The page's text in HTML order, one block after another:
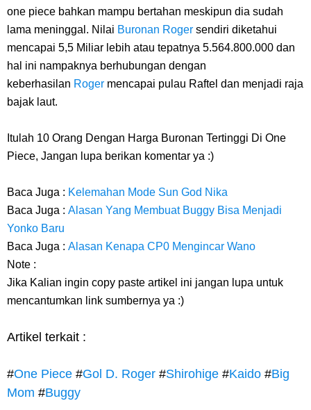
one piece bahkan mampu bertahan meskipun dia sudah
lama meninggal. Nilai Buronan Roger sendiri diketahui
mencapai 5,5 Miliar lebih atau tepatnya 5.564.800.000 dan
hal ini nampaknya berhubungan dengan
keberhasilan Roger mencapai pulau Raftel dan menjadi raja
bajak laut.
Itulah 10 Orang Dengan Harga Buronan Tertinggi Di One
Piece, Jangan lupa berikan komentar ya :)
Baca Juga : Kelemahan Mode Sun God Nika
Baca Juga : Alasan Yang Membuat Buggy Bisa Menjadi
Yonko Baru
Baca Juga : Alasan Kenapa CP0 Mengincar Wano
Note :
Jika Kalian ingin copy paste artikel ini jangan lupa untuk
mencantumkan link sumbernya ya :)
Artikel terkait :
#One Piece #Gol D. Roger #Shirohige #Kaido #Big
Mom #Buggy